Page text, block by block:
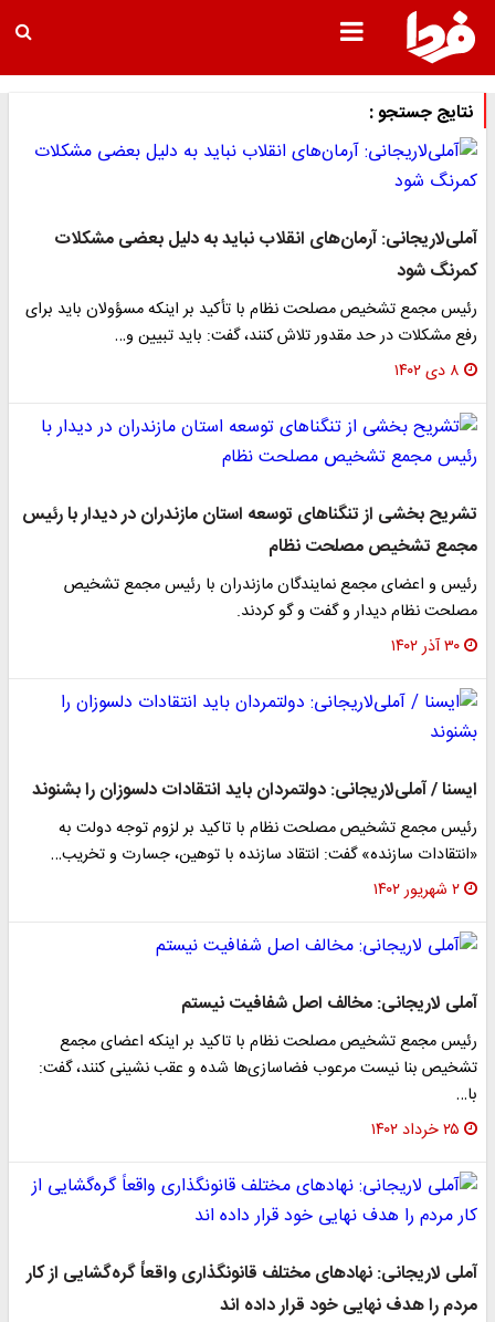
نتایج جستجو :
آملی‌لاریجانی: آرمان‌های انقلاب نباید به دلیل بعضی مشکلات
کمرنگ شود
رئیس مجمع تشخیص مصلحت نظام با تأکید بر اینکه مسؤولان باید برای
رفع مشکلات در حد مقدور تلاش کنند، گفت: باید تبیین و…
۸ دی ۱۴۰۲
تشریح بخشی از تنگناهای توسعه استان مازندران در دیدار با رئیس
مجمع تشخیص مصلحت نظام
رئیس و اعضا‌ی مجمع نمایندگان مازندران با رئیس مجمع تشخیص
مصلحت نظام دیدار و گفت و گو کردند.
۳۰ آذر ۱۴۰۲
ایسنا / آملی‌لاریجانی: دولتمردان باید انتقادات دلسوزان را بشنوند
رئیس مجمع تشخیص مصلحت نظام با تاکید بر لزوم توجه دولت به
«انتقادات سازنده» گفت: انتقاد سازنده با توهین، جسارت و تخریب…
۲ شهریور ۱۴۰۲
آملی لاریجانی: مخالف اصل شفافیت نیستم
رئیس مجمع تشخیص مصلحت نظام با تاکید بر اینکه اعضای مجمع
تشخیص بنا نیست مرعوب فضاسازی‌ها شده و عقب نشینی کنند، گفت:
با…
۲۵ خرداد ۱۴۰۲
آملی لاریجانی: نهادهای مختلف قانونگذاری واقعاً گره‌گشایی از کار
مردم را هدف نهایی خود قرار داده اند